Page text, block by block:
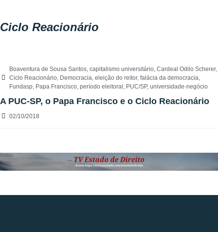
Ciclo Reacionário
Boaventura de Sousa Santos, capitalismo universitário, Cardeal Odilo Scherer,
Ciclo Reacionário, Democracia, eleição do reitor, falácia da democracia,
Fundasp, Papa Francisco, período eleitoral , PUC/SP, universidade-negócio
A PUC-SP, o Papa Francisco e o Ciclo Reacionário
02/10/2018